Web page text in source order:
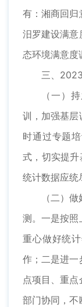
有：湘商回归
汨罗建设满意
态环境满意度
三、
（一）
训，加强基层
时通过专题
式，切实提升
统计数据应统
（二）
测。一是按照
重心做好统
作；二是进一
点项目、重点
部门协同，不